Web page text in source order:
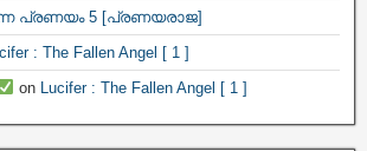
പ്രണയം 5 [പ്രണയരാജ]
: The Fallen Angel [ 1 ]
on Lucifer : The Fallen Angel [ 1 ]